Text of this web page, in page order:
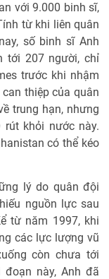
với 9.000 binh sĩ,
từ khi liên quân
số binh sĩ Anh
tới 207 người, chỉ
trước khi nhậm
thiệp của quân
trung hạn, nhưng
rút khỏi nước này.
có thể kéo
lý do quân đội
nguồn lực sau
từ năm 1997, khi
các lực lượng vũ
còn chưa tới
này, Anh đã